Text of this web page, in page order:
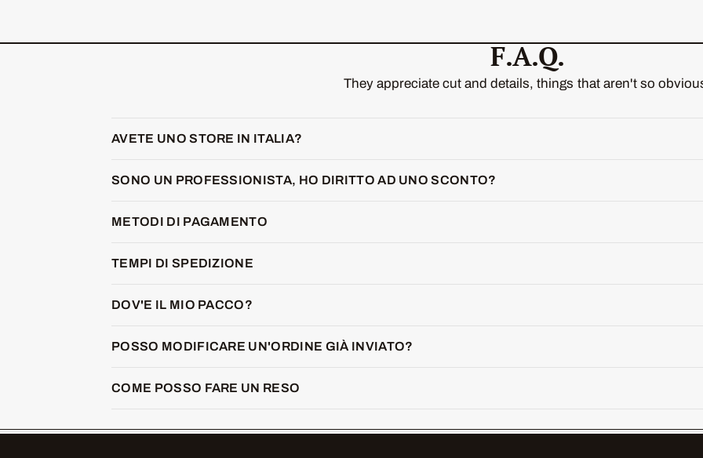
F.A.Q.
They appreciate cut and details, things that aren't so
AVETE UNO STORE IN ITALIA?
SONO UN PROFESSIONISTA, HO DIRITTO AD UNO SCONTO?
METODI DI PAGAMENTO
TEMPI DI SPEDIZIONE
DOV'E IL MIO PACCO?
POSSO MODIFICARE UN'ORDINE GIÀ INVIATO?
COME POSSO FARE UN RESO